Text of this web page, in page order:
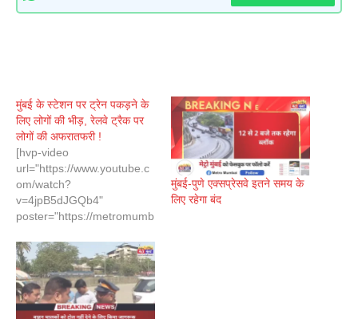
मुंबई के स्टेशन पर ट्रेन पकड़ने के
लिए लोगों की भीड़, रेलवे ट्रैक पर
लोगों की अफरातफरी !
[hvp-video
url="https://www.youtube.c
om/watch?
v=4jpB5dJGQb4"
poster="https://metromumb
content/uploads/2023/09/m
q2-2.jpg" controls="true"
autoplay="false"
loop="false" muted="false"
ytcontrol="false"][/hvp-
मुंबई-पुणे एक्सप्रेसवे इतने समय के
लिए रहेगा बंद